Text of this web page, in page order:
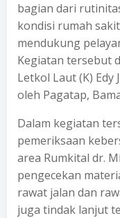
bagian dari
kondisi rumah
mendukung
Kegiatan tersebut
Letkol Laut (K) Edy
oleh Pagatap,
Dalam kegiatan
pemeriksaan
area Rumkital dr.
pengecekan
rawat jalan dan
juga tindak lanjut